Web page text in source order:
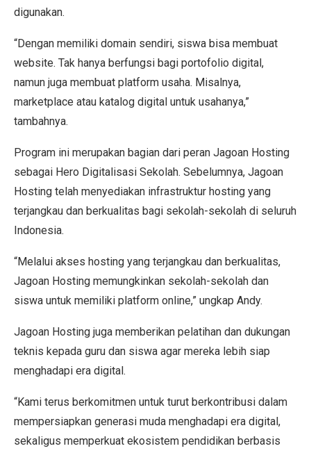
digunakan.
“Dengan memiliki domain sendiri, siswa bisa membuat
website. Tak hanya berfungsi bagi portofolio digital,
namun juga membuat platform usaha. Misalnya,
marketplace atau katalog digital untuk usahanya,”
tambahnya.
Program ini merupakan bagian dari peran Jagoan Hosting
sebagai Hero Digitalisasi Sekolah. Sebelumnya, Jagoan
Hosting telah menyediakan infrastruktur hosting yang
terjangkau dan berkualitas bagi sekolah-sekolah di seluruh
Indonesia.
“Melalui akses hosting yang terjangkau dan berkualitas,
Jagoan Hosting memungkinkan sekolah-sekolah dan
siswa untuk memiliki platform online,” ungkap Andy.
Jagoan Hosting juga memberikan pelatihan dan dukungan
teknis kepada guru dan siswa agar mereka lebih siap
menghadapi era digital.
“Kami terus berkomitmen untuk turut berkontribusi dalam
mempersiapkan generasi muda menghadapi era digital,
sekaligus memperkuat ekosistem pendidikan berbasis